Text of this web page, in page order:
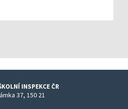
INSPEKCE ČR
37, 150 21